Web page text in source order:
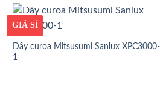
GIÁ TỐT
GIÁ SỈ
Dây curoa Mitsusumi Sanlux XPC3000-
1